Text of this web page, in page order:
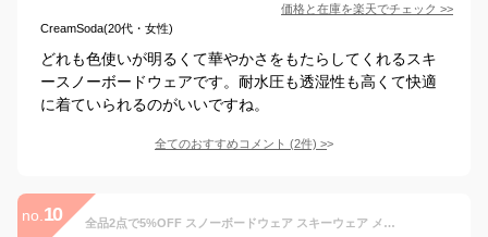
価格と在庫を楽天でチェック >>
CreamSoda(20代・女性)
どれも色使いが明るくて華やかさをもたらしてくれるスキ
ースノーボードウェアです。耐水圧も透湿性も高くて快適
に着ていられるのがいいですね。
全てのおすすめコメント (2件) >
no. 10 全品2点で5%OFF スノーボードウェア スキーウェア メンズ レディース ストレッチジャケット ボードウェア ジャケット スノボウェア スノボ ウェア スノーボード スノボー スキー スノボーウェア スノーウェア ウエア 大きいサイズ 激安 age-721